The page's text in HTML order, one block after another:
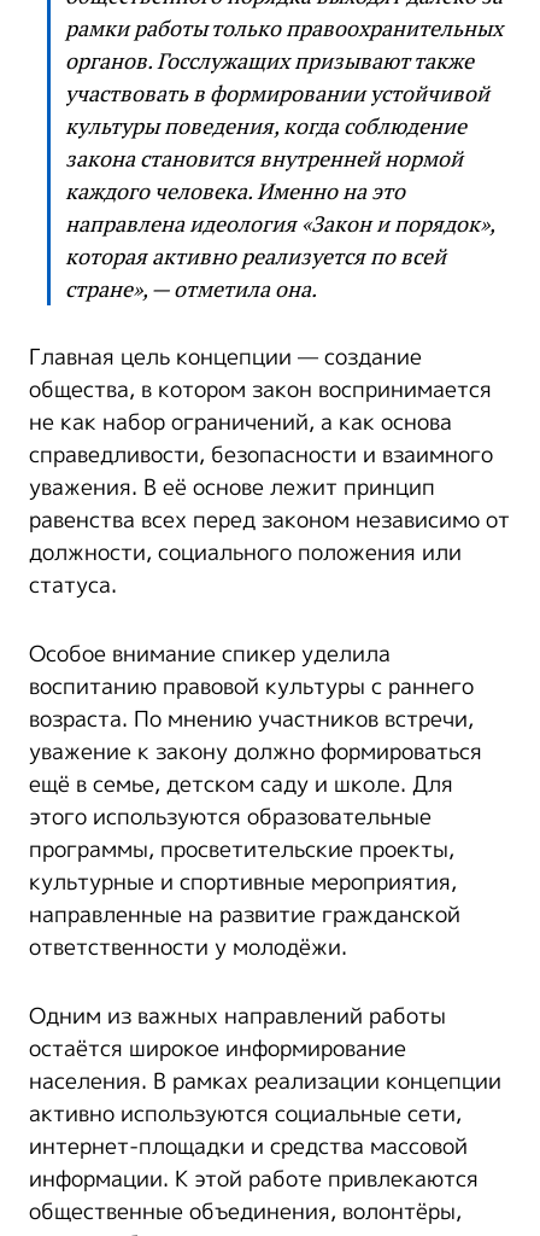
рамки работы только правоохранительных
органов. Госслужащих призывают также
участвовать в формировании устойчивой
культуры поведения, когда соблюдение
закона становится внутренней нормой
каждого человека. Именно на это
направлена идеология «Закон и порядок»,
которая активно реализуется по всей
стране», — отметила она.
Главная цель концепции — создание
общества, в котором закон воспринимается
не как набор ограничений, а как основа
справедливости, безопасности и взаимного
уважения. В её основе лежит принцип
равенства всех перед законом независимо от
должности, социального положения или
статуса.
Особое внимание спикер уделила
воспитанию правовой культуры с раннего
возраста. По мнению участников встречи,
уважение к закону должно формироваться
ещё в семье, детском саду и школе. Для
этого используются образовательные
программы, просветительские проекты,
культурные и спортивные мероприятия,
направленные на развитие гражданской
ответственности у молодёжи.
Одним из важных направлений работы
остаётся широкое информирование
населения. В рамках реализации концепции
активно используются социальные сети,
интернет-площадки и средства массовой
информации. К этой работе привлекаются
общественные объединения, волонтёры,